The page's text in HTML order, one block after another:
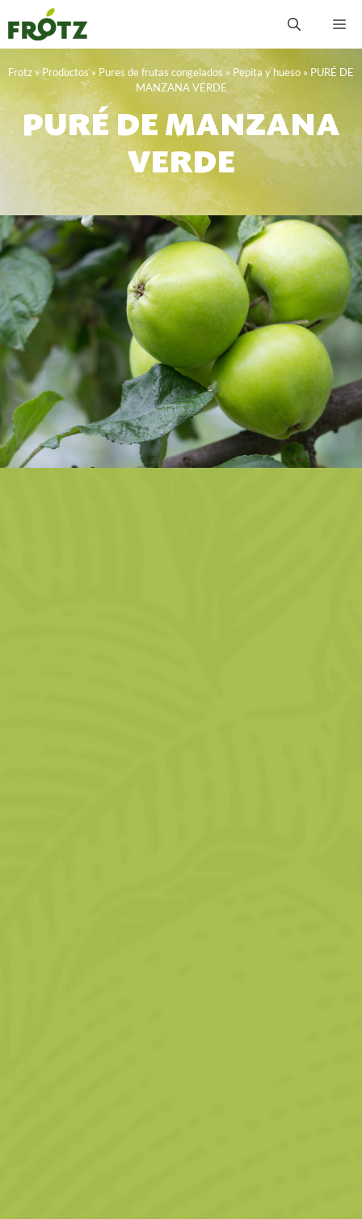
contenido
Frotz»Productos» Pures de frutas congelados » Pepita y hueso » PURÉ DE
MANZANA VERDE
PURÉ DE MANZANA
VERDE